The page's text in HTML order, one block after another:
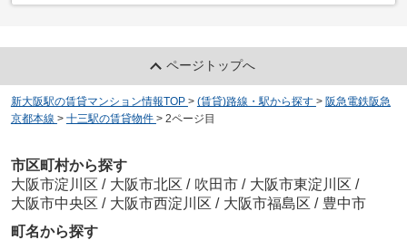
ページトップへ
新大阪駅の賃貸マンション情報TOP > (賃貸)路線・駅から探す > 阪急電鉄阪急
京都本線 > 十三駅の賃貸物件 > 2ページ目
市区町村から探す
大阪市淀川区 / 大阪市北区 / 吹田市 / 大阪市東淀川区 /
大阪市中央区 / 大阪市西淀川区 / 大阪市福島区 / 豊中市
町名から探す